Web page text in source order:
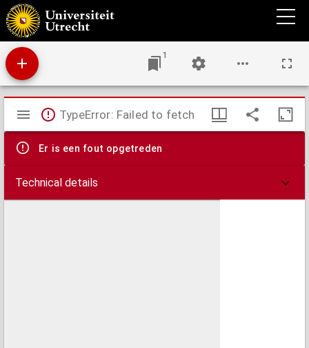
Trou ef untrou? : toanielstik yn fiif bidriuwen
1
Mirador
viewer
TypeError: Failed to fetch
Er is een fout opgetreden
Technical details